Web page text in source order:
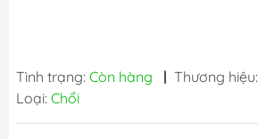
Tình trạng: Còn hàng | Thương hiệu:
Loại: Chổi